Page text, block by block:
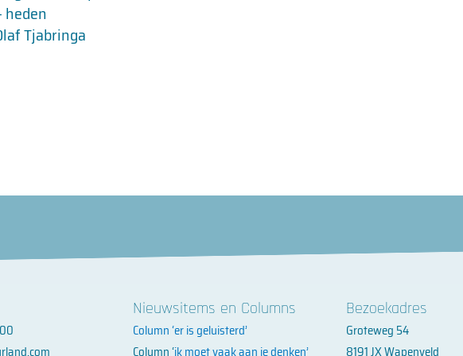
Nieuwsitems en Columns
Column ‘er is geluisterd’
Bezoekadres
Groteweg 54